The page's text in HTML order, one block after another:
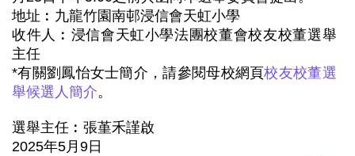
地址︰九龍竹園南邨浸信會天虹小學
收件人︰浸信會天虹小學法團校董會校友校董選舉
主任
*有關劉鳳怡女士簡介，請參閱母校網頁校友校董選
舉候選人簡介。
選舉主任︰張堇禾謹啟
2025年5月9日